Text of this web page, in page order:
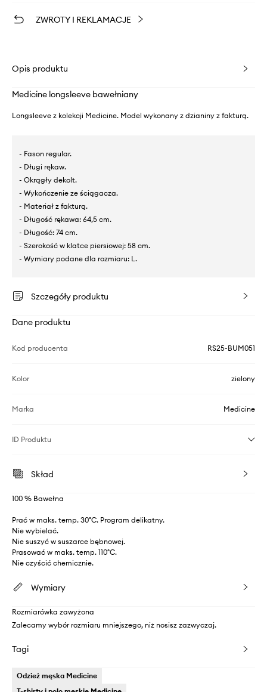
ZWROTY I REKLAMACJE
Opis produktu
Medicine longsleeve bawełniany
Longsleeve z kolekcji Medicine. Model wykonany z dzianiny z fakturą.
- Fason regular.
- Długi rękaw.
- Okrągły dekolt.
- Wykończenie ze ściągacza.
- Materiał z fakturą.
- Długość rękawa: 64,5 cm.
- Długość: 74 cm.
- Szerokość w klatce piersiowej: 58 cm.
- Wymiary podane dla rozmiaru: L.
Szczegóły produktu
Dane produktu
Kod producenta RS25-BUM051
Kolor zielony
Marka Medicine
ID Produktu
Skład
100 % Bawełna
Prać w maks. temp. 30°C. Program delikatny.
Nie wybielać.
Nie suszyć w suszarce bębnowej.
Prasować w maks. temp. 110°C.
Nie czyścić chemicznie.
Wymiary
Rozmiarówka zawyżona
Zalecamy wybór rozmiaru mniejszego, niż nosisz zazwyczaj.
Tagi
Odzież męska Medicine